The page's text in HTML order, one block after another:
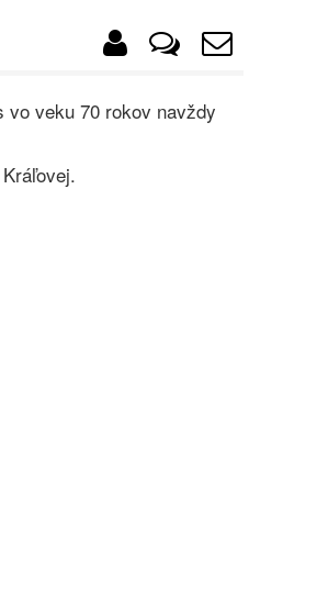
vo veku 70 rokov navždy